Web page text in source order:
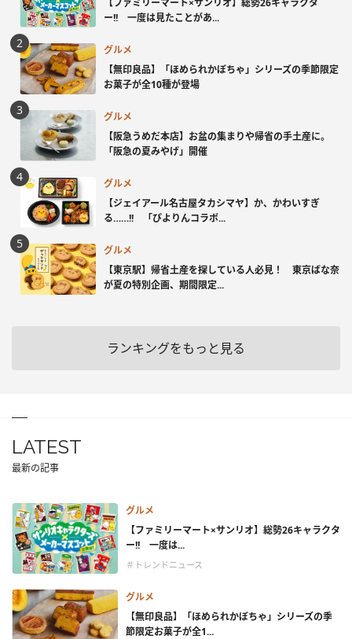
【ファミリーマート×サンリオ】総勢26キャラクタ
ー!! 一度は見たことがあ...
グルメ
【無印良品】「ほめられかぼちゃ」シリーズの季節限定
お菓子が全10種が登場
グルメ
【阪急うめだ本店】お盆の集まりや帰省の手土産に。
「阪急の夏みやげ」開催
グルメ
【ジェイアール名古屋タカシマヤ】か、かわいすぎ
る……!! 「ぴよりんコラボ...
グルメ
【東京駅】帰省土産を探している人必見！ 東京ばな奈
が夏の特別企画、期間限定...
ランキングをもっと見る
LATEST
最新の記事
グルメ
【ファミリーマート×サンリオ】総勢26キャラクタ
ー!! 一度は...
＃トレンドニュース
グルメ
【無印良品】「ほめられかぼちゃ」シリーズの季
節限定お菓子が全1...